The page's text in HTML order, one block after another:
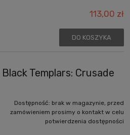
113,00 zł
DO KOSZYKA
Templars: Crusade
Dostępność: brak w magazynie, przed
zamówieniem prosimy o kontakt w celu
potwierdzenia dostępności